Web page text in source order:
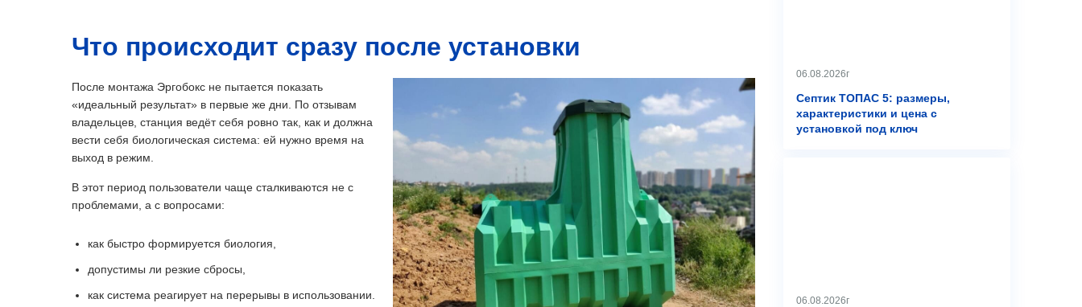
Что происходит сразу после установки
После монтажа Эргобокс не пытается показать
«идеальный результат» в первые же дни. По отзывам
владельцев, станция ведёт себя ровно так, как и должна
вести себя биологическая система: ей нужно время на
выход в режим.
В этот период пользователи чаще сталкиваются не с
проблемами, а с вопросами:
как быстро формируется биология,
допустимы ли резкие сбросы,
как система реагирует на перерывы в использовании.
06.08.2026г
Септик ТОПАС 5: размеры,
характеристики и цена с
установкой под ключ
06.08.2026г